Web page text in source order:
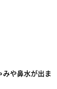
や鼻水が出ま